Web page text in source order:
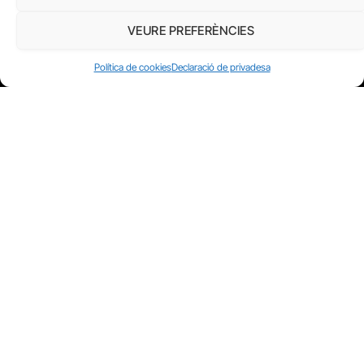
VEURE PREFERÈNCIES
Política de cookiesDeclaració de privadesa